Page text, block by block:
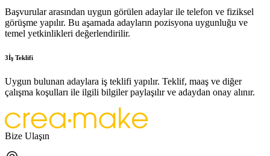
Başvurular arasından uygun görülen adaylar ile telefon ve fiziksel
görüşme yapılır. Bu aşamada adayların pozisyona uygunluğu ve
temel yetkinlikleri değerlendirilir.
3İş Teklifi
Uygun bulunan adaylara iş teklifi yapılır. Teklif, maaş ve diğer
çalışma koşulları ile ilgili bilgiler paylaşılır ve adaydan onay alınır.
Bize Ulaşın